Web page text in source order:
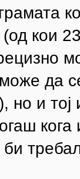
кои
да
но и тој